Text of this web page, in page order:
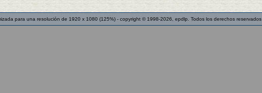
para una resolución de 1920 x 1080 (125%) - copyright © 1998-2026, epdlp. Todos los derechos reservados